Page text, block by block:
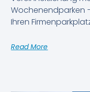
Wochenendparken
Ihren
Read More